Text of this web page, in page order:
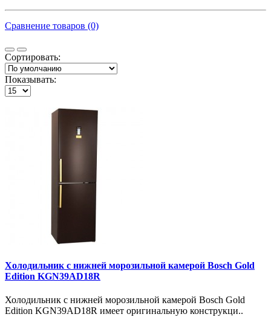
Сравнение товаров (0)
Сортировать:
Показывать:
Холодильник с нижней морозильной камерой Bosch Gold
Edition KGN39AD18R
Холодильник с нижней морозильной камерой Bosch Gold
Edition KGN39AD18R имеет оригинальную конструкци..